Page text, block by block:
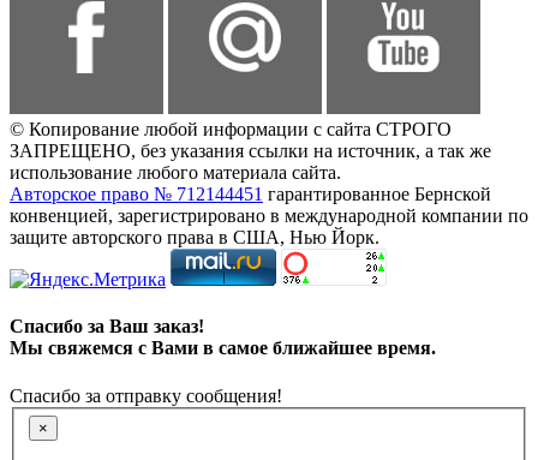
© Копирование любой информации с сайта СТРОГО
ЗАПРЕЩЕНО, без указания ссылки на источник, а так же
использование любого материала сайта.
Авторское право № 712144451 гарантированное Бернской
конвенцией, зарегистрировано в международной компании по
защите авторского права в США, Нью Йорк.
Спасибо за Ваш заказ!
Мы свяжемся с Вами в самое ближайшее время.
Спасибо за отправку сообщения!
×